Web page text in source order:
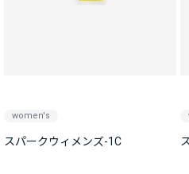
women's
スパークウィメンズ-1C